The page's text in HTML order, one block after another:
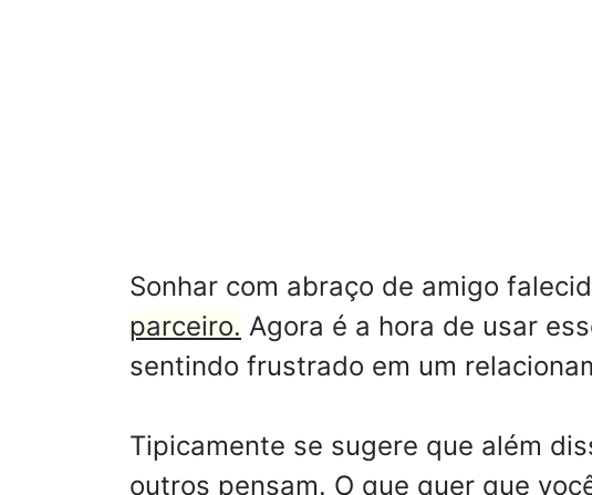
Sonhar com abraço de amigo
parceiro. Agora é a hora de usar
sentindo frustrado em um
Tipicamente se sugere que além
outros pensam. O que quer que